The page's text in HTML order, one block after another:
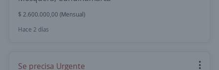
$ 2.600.000,00 (Mensual)
Hace 2 días
Se precisa Urgente